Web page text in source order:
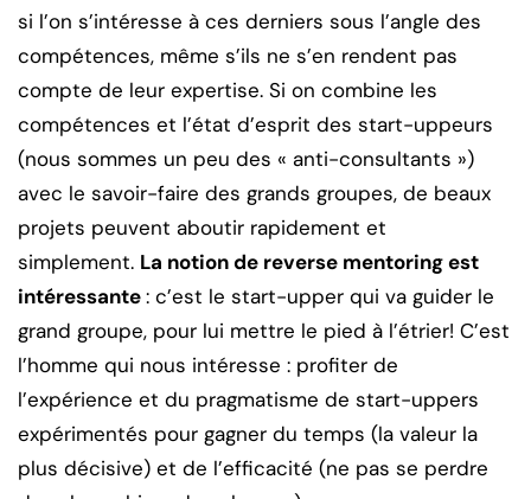
si l’on s’intéresse à ces derniers sous l’angle des
compétences, même s’ils ne s’en rendent pas
compte de leur expertise. Si on combine les
compétences et l’état d’esprit des start-uppeurs
(nous sommes un peu des « anti-consultants »)
avec le savoir-faire des grands groupes, de beaux
projets peuvent aboutir rapidement et
simplement. La notion de reverse mentoring est
intéressante: c’est le start-upper qui va guider le
grand groupe, pour lui mettre le pied à l’étrier! C’est
l’homme qui nous intéresse : profiter de
l’expérience et du pragmatisme de start-uppers
expérimentés pour gagner du temps (la valeur la
plus décisive) et de l’efficacité (ne pas se perdre